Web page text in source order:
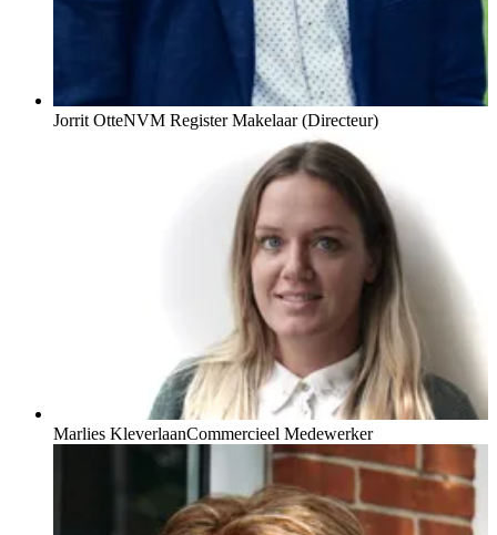
Jorrit OtteNVM Register Makelaar (Directeur)
Marlies KleverlaanCommercieel Medewerker